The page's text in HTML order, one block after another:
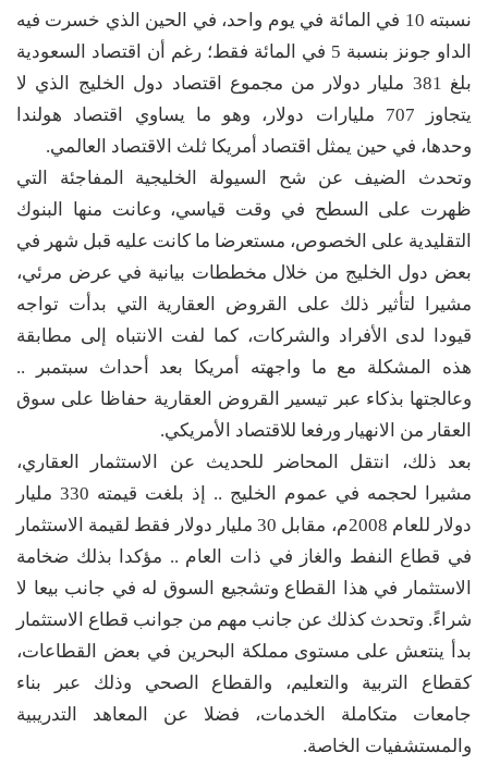
نسبته 10 في المائة في يوم واحد، في الحين الذي خسرت فيه
الداو جونز بنسبة 5 في المائة فقط؛ رغم أن اقتصاد السعودية
بلغ 381 مليار دولار من مجموع اقتصاد دول الخليج الذي لا
يتجاوز 707 مليارات دولار، وهو ما يساوي اقتصاد هولندا
وحدها، في حين يمثل اقتصاد أمريكا ثلث الاقتصاد العالمي.
وتحدث الضيف عن شح السيولة الخليجية المفاجئة التي
ظهرت على السطح في وقت قياسي، وعانت منها البنوك
التقليدية على الخصوص، مستعرضا ما كانت عليه قبل شهر في
بعض دول الخليج من خلال مخططات بيانية في عرض مرئي،
مشيرا لتأثير ذلك على القروض العقارية التي بدأت تواجه
قيودا لدى الأفراد والشركات، كما لفت الانتباه إلى مطابقة
هذه المشكلة مع ما واجهته أمريكا بعد أحداث سبتمبر ..
وعالجتها بذكاء عبر تيسير القروض العقارية حفاظا على سوق
العقار من الانهيار ورفعا للاقتصاد الأمريكي.
بعد ذلك، انتقل المحاضر للحديث عن الاستثمار العقاري،
مشيرا لحجمه في عموم الخليج .. إذ بلغت قيمته 330 مليار
دولار للعام 2008م، مقابل 30 مليار دولار فقط لقيمة الاستثمار
في قطاع النفط والغاز في ذات العام .. مؤكدا بذلك ضخامة
الاستثمار في هذا القطاع وتشجيع السوق له في جانب بيعا لا
شراءً. وتحدث كذلك عن جانب مهم من جوانب قطاع الاستثمار
بدأ ينتعش على مستوى مملكة البحرين في بعض القطاعات،
كقطاع التربية والتعليم، والقطاع الصحي وذلك عبر بناء
جامعات متكاملة الخدمات، فضلا عن المعاهد التدريبية
والمستشفيات الخاصة.